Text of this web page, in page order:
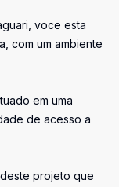
voce esta
com um ambiente
em uma
de acesso a
projeto que